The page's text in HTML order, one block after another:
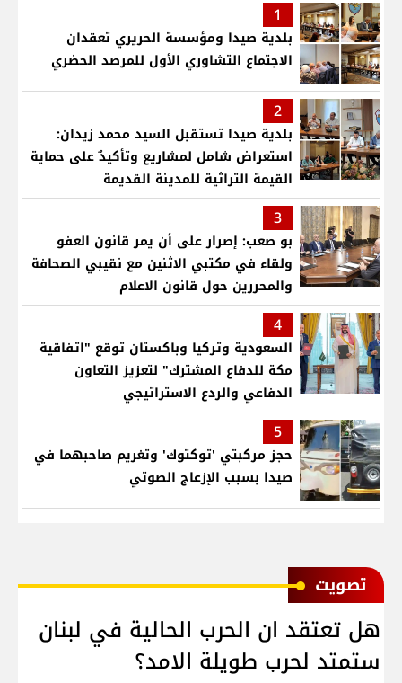
1
بلدية صيدا ومؤسسة الحريري تعقدان
الاجتماع التشاوري الأول للمرصد الحضري
2
بلدية صيدا تستقبل السيد محمد زيدان:
استعراض شامل لمشاريع وتأكيدٌ على حماية
القيمة التراثية للمدينة القديمة
3
بو صعب: إصرار على أن يمر قانون العفو
ولقاء في مكتبي الاثنين مع نقيبي الصحافة
والمحررين حول قانون الاعلام
4
السعودية وتركيا وباكستان توقع "اتفاقية
مكة للدفاع المشترك" لتعزيز التعاون
الدفاعي والردع الاستراتيجي
5
حجز مركبتي 'توكتوك' وتغريم صاحبهما في
صيدا بسبب الإزعاج الصوتي
ﺗﺼﻮﻳﺖ
هل تعتقد ان الحرب الحالية في لبنان
ستمتد لحرب طويلة الامد؟